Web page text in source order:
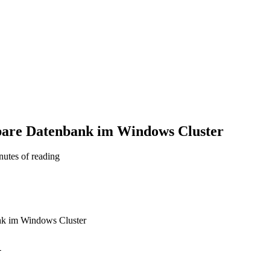
Datenbank im Windows Cluster
of reading
im Windows Cluster